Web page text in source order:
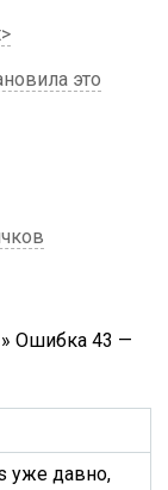
это
» Ошибка 43 —
уже давно,